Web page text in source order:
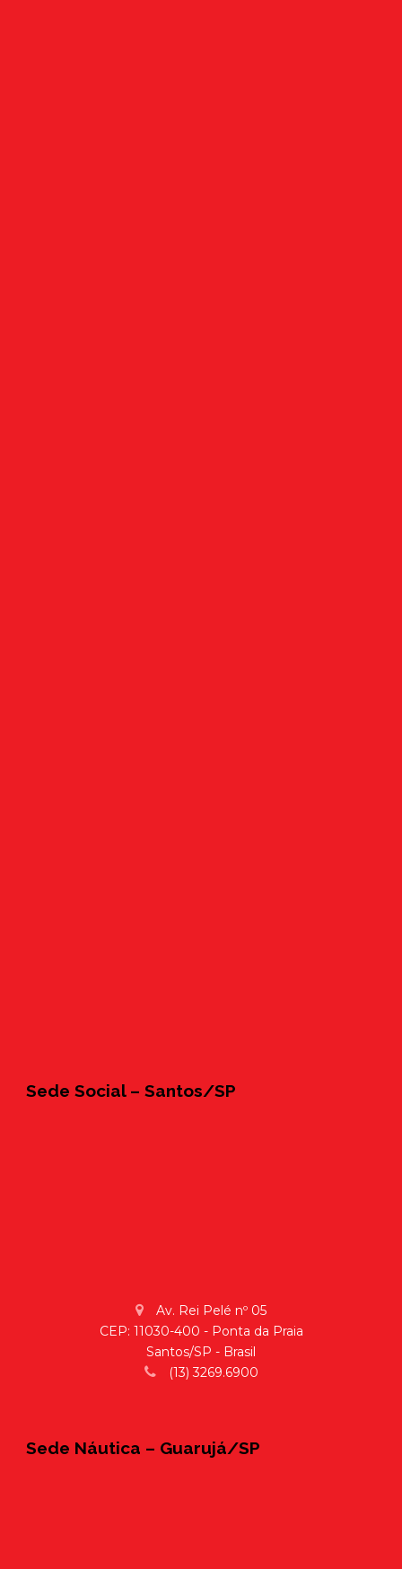
Sede Social – Santos/SP
Av. Rei Pelé nº 05
CEP: 11030-400 - Ponta da Praia
Santos/SP - Brasil
(13) 3269.6900
Sede Náutica – Guarujá/SP